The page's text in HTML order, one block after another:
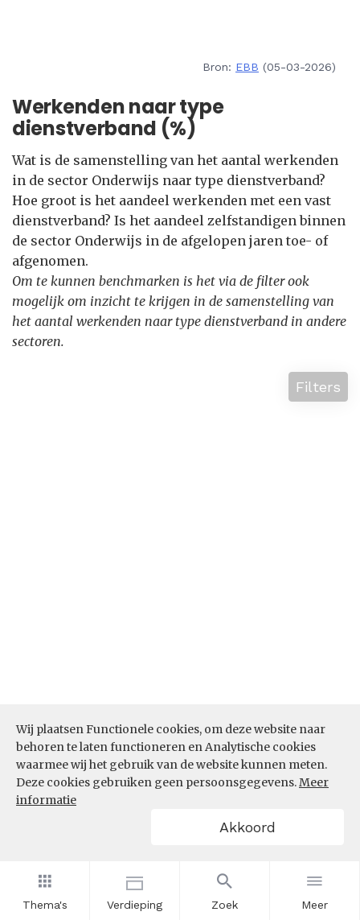
Thema's Verdieping Zoek Meer
Wij plaatsen Functionele cookies, om deze website naar
behoren te laten functioneren en Analytische cookies
waarmee wij het gebruik van de website kunnen meten.
Deze cookies gebruiken geen persoonsgegevens.Meer
informatie
Akkoord
Bron: EBB (05-03-2026)
Werkenden naar type
dienstverband (%)
Wat is de samenstelling van het aantal werkenden
in de sector Onderwijs naar type dienstverband?
Hoe groot is het aandeel werkenden met een vast
dienstverband? Is het aandeel zelfstandigen binnen
de sector Onderwijs in de afgelopen jaren toe- of
afgenomen.
Om te kunnen benchmarken is het via de filter ook
mogelijk om inzicht te krijgen in de samenstelling van
het aantal werkenden naar type dienstverband in andere
sectoren.
Filters
Bron:CBS microdata (EBB)(05-03-2026)
Werkenden deelname leven lang
In hoeverre nemen werkenden binnen de sector
Onderwijs deel aan leven lang leren? Is het aandeel